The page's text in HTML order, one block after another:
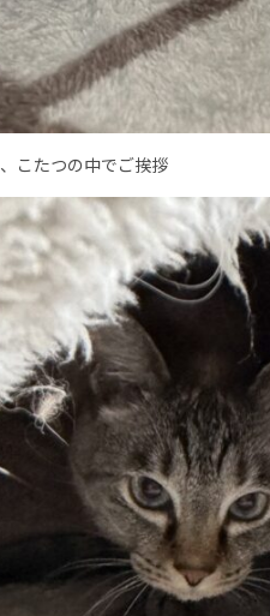
こたつの中でご挨拶